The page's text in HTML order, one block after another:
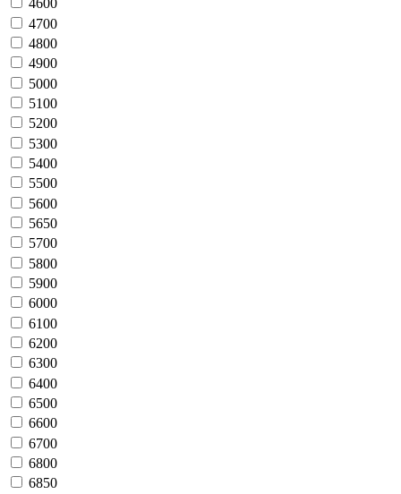
4600
4700
4800
4900
5000
5100
5200
5300
5400
5500
5600
5650
5700
5800
5900
6000
6100
6200
6300
6400
6500
6600
6700
6800
6850